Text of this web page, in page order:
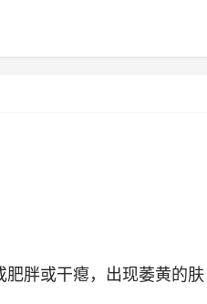
胖或干瘪，出现萎黄的肤